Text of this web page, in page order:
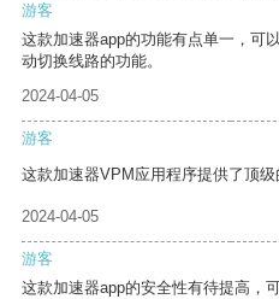
游客
这款加速器app的功能有点单一，可
动切换线路的功能。
2024-04-05
游客
这款加速器VPM应用程序提供了顶级
2024-04-05
游客
这款加速器app的安全性有待提高，